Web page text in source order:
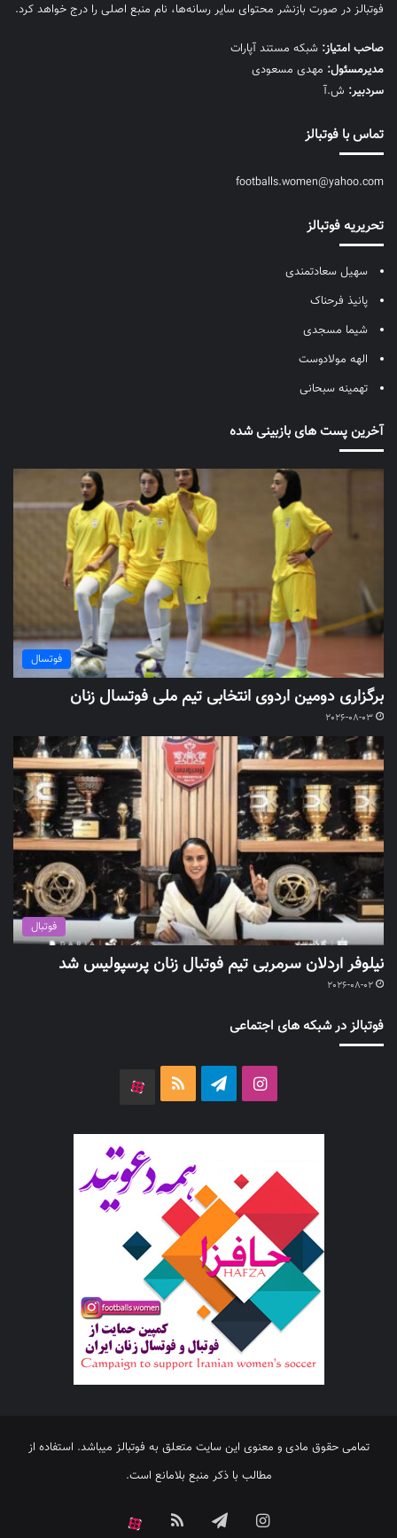
فوتبالز در صورت بازنشر محتوای سایر رسانه‌ها، نام منبع اصلی را درج خواهد کرد.
صاحب امتیاز: شبکه مستند آپارات
مديرمسئول: مهدی مسعودی
سردبیر: ش.آ
تماس با فوتبالز
footballs.women@yahoo.com
تحریریه فوتبالز
سهیل سعادتمندی
پانیذ فرحناک
شیما مسجدی
الهه مولادوست
تهمینه سبحانی
آخرین پست های بازبینی شده
فوتسال
برگزاری دومین اردوی انتخابی تیم ملی فوتسال زنان
2026-08-03
فوتبال
نیلوفر اردلان سرمربی تیم فوتبال زنان پرسپولیس شد
2026-08-02
فوتبالز در شبکه های اجتماعی
اینستاگرامتلگرام خوراک
تمامی حقوق مادی و معنوی این سایت متعلق به فوتبالز میباشد. استفاده از
مطالب با ذکر منبع بلامانع است.
اینستاگرامتلگرام خوراک